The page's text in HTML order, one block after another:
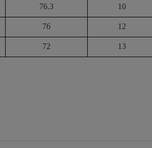
76.3 10
76 12
72 13